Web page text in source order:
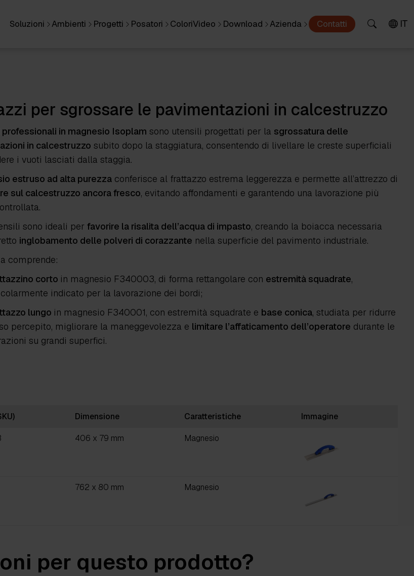
Soluzioni Ambienti Progetti Posatori ColoriVideo Download Azienda Contatti IT
per sgrossare le pavimentazioni in calcestruzzo
in magnesio Isoplam sono utensili progettati per la sgrossatura delle
in calcestruzzo subito dopo la staggiatura, consentendo di livellare le creste superficiali
i vuoti lasciati dalla staggia.
estruso ad alta purezza conferisce al frattazzo estrema leggerezza e permette all’attrezzo di
sul calcestruzzo ancora fresco, evitando affondamenti e garantendo una lavorazione più
sono ideali per favorire la risalita dell’acqua di impasto, creando la boiacca necessaria
inglobamento delle polveri di corazzante nella superficie del pavimento industriale.
comprende:
corto in magnesio F340003, di forma rettangolare con estremità squadrate,
indicato per la lavorazione dei bordi;
lungo in magnesio F340001, con estremità squadrate e base conica, studiata per ridurre
percepito, migliorare la maneggevolezza e limitare l’affaticamento dell’operatore durante le
su grandi superfici.
Dimensione Caratteristiche Immagine
406 x 79 mm Magnesio
762 x 80 mm Magnesio
per questo prodotto?